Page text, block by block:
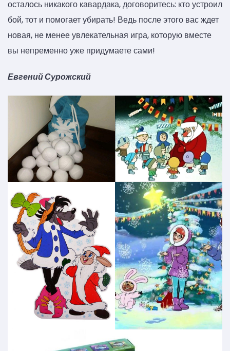
осталось никакого кавардака, договоритесь: кто устроил
бой, тот и помогает убирать! Ведь после этого вас ждет
новая, не менее увлекательная игра, которую вместе
вы непременно уже придумаете сами!
Евгений Сурожский